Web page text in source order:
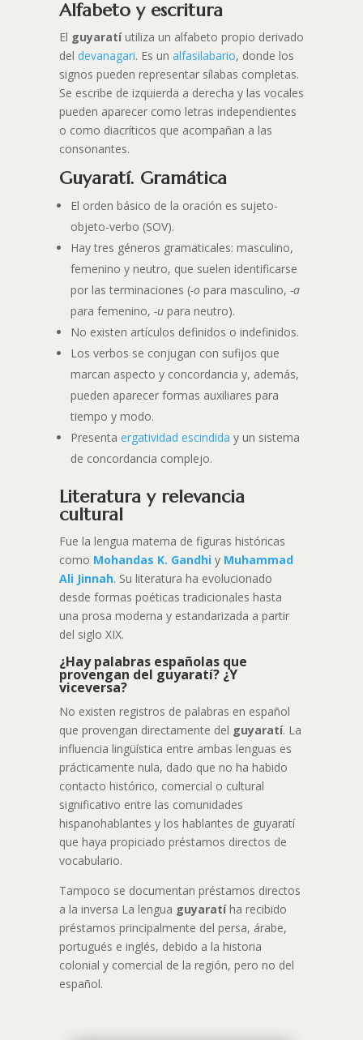
Alfabeto y escritura
El guyaratíutiliza un alfabeto propio derivado
del devanagari. Es un alfasilabario, donde los
signos pueden representar sílabas completas.
Se escribe de izquierda a derecha y las vocales
pueden aparecer como letras independientes
o como diacríticos que acompañan a las
consonantes.
Guyaratí. Gramática
El orden básico de la oración es sujeto-
objeto-verbo (SOV).
Hay tres géneros gramaticales: masculino,
femenino y neutro, que suelen identificarse
por las terminaciones (-o para masculino, -a
para femenino, -upara neutro).
No existen artículos definidos o indefinidos.
Los verbos se conjugan con sufijos que
marcan aspecto y concordancia y, además,
pueden aparecer formas auxiliares para
tiempo y modo.
Presenta ergatividad escindida y un sistema
de concordancia complejo.
Literatura y relevancia
cultural
Fue la lengua materna de figuras históricas
como Mohandas K. Gandhiy Muhammad
Ali Jinnah. Su literatura ha evolucionado
desde formas poéticas tradicionales hasta
una prosa moderna y estandarizada a partir
del siglo XIX.
¿Hay palabras españolas que
provengan del guyaratí? ¿Y
viceversa?
No existen registros de palabras en español
que provengan directamente del guyaratí. La
influencia lingüística entre ambas lenguas es
prácticamente nula, dado que no ha habido
contacto histórico, comercial o cultural
significativo entre las comunidades
hispanohablantes y los hablantes de guyaratí
que haya propiciado préstamos directos de
vocabulario.
Tampoco se documentan préstamos directos
a la inversa La lengua guyaratíha recibido
préstamos principalmente del persa, árabe,
portugués e inglés, debido a la historia
colonial y comercial de la región, pero no del
español.